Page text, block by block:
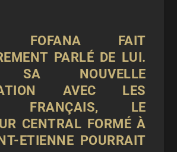
FOFANA FAIT
PARLÉ DE LUI.
SA NOUVELLE
AVEC LES
FRANÇAIS, LE
CENTRAL FORMÉ À
ETIENNE POURRAIT